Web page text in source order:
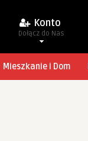
Konto
Dołącz do Nas
Mieszkanie i Dom